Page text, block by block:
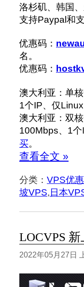
洛杉矶、韩国
支持Paypal和
优惠码：
名。
优惠码：
澳大利亚：单
1个IP、仅Linux
澳大利亚：双
100Mbps、1
买。
查看全文 »
分类： VPS优
坡VPS, 日本
LOCVPS
2022年05月27日